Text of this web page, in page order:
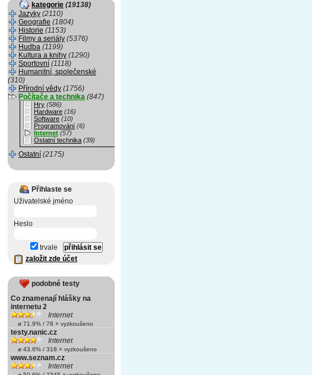
kategorie (19138)
Jazyky (2110)
Geografie (1804)
Historie (1153)
Filmy a seriály (5376)
Hudba (1199)
Kultura a knihy (1290)
Sportovní (1118)
Humanitní, společenské
(310)
Přírodní vědy (1756)
Počítače a technika (847)
Hry (586)
Hardware (16)
Software (10)
Programování (6)
Internet (57)
Ostatní technika (39)
Ostatní (2175)
Přihlaste se
Uživatelské jméno
Heslo
trvale
založit zde účet
podobné testy
Co znamenají hlášky na
internetu 2
Internet
ø 71.9% / 78 × vyzkoušeno
testy.nanic.cz
Internet
ø 43.6% / 318 × vyzkoušeno
www.seznam.cz
Internet